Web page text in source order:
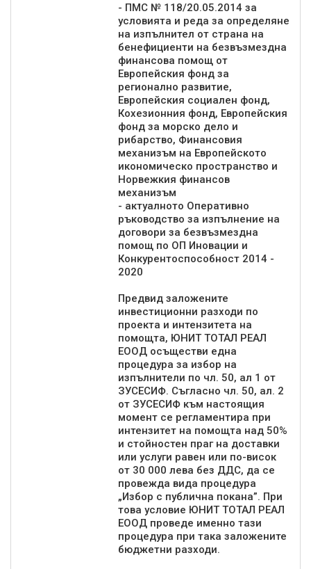
- ПМС № 118/20.05.2014 за
условията и реда за определяне
на изпълнител от страна на
бенефициенти на безвъзмездна
финансова помощ от
Европейския фонд за
регионално развитие,
Европейския социален фонд,
Кохезионния фонд, Европейския
фонд за морско дело и
рибарство, Финансовия
механизъм на Европейското
икономическо пространство и
Норвежкия финансов
механизъм
- актуалното Оперативно
ръководство за изпълнение на
договори за безвъзмездна
помощ по ОП Иновации и
Конкурентоспособност 2014 -
2020
Предвид заложените
инвестиционни разходи по
проекта и интензитета на
помощта, ЮНИТ ТОТАЛ РЕАЛ
ЕООД осъществи една
процедура за избор на
изпълнители по чл. 50, ал 1 от
ЗУСЕСИФ. Съгласно чл. 50, ал. 2
от ЗУСЕСИФ към настоящия
момент се регламентира при
интензитет на помощта над 50%
и стойностен праг на доставки
или услуги равен или по-висок
от 30 000 лева без ДДС, да се
провежда вида процедура
„Избор с публична покана”. При
това условие ЮНИТ ТОТАЛ РЕАЛ
ЕООД проведе именно тази
процедура при така заложените
бюджетни разходи.